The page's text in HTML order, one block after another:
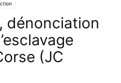
dénonciation
(JC